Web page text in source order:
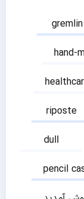
gremlin
hand-
riposte
dull
pencil